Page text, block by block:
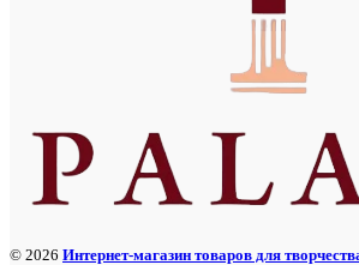
© 2026 Интернет-магазин товаров для